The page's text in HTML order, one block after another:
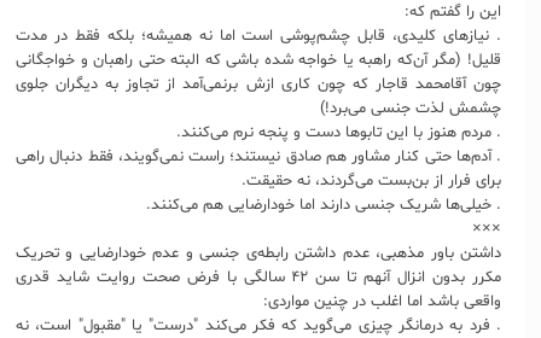
این را گفتم که:
. نیازهای کلیدی، قابل‌ چشم‌پوشی است اما نه همیشه؛ بلکه فقط در مدت
قلیل! (مگر آن‌که راهبه یا خواجه شده باشی که البته حتی راهبان و خواجگانی
چون آقامحمد قاجار که چون کاری ازش برنمی‌آمد از تجاوز به دیگران جلوی
چشمش لذت جنسی می‌برد!)
. مردم هنوز با این تابوها دست و پنجه نرم می‌کنند.
. آدم‌ها حتی کنار مشاور هم صادق نیستند؛ راست نمی‌گویند، فقط دنبال راهی
برای فرار از بن‌بست می‌گردند، نه حقیقت.
. خیلی‌ها شریک جنسی دارند اما خودارضایی هم می‌کنند.
×××
داشتن باور مذهبی، عدم داشتن رابطه‌ی جنسی و عدم خودارضایی و تحریک
مکرر بدون انزال آنهم تا سن ۴۲ سالگی با فرض صحت روایت شاید قدری
واقعی باشد اما اغلب در چنین مواردی:
. فرد به درمانگر چیزی می‌گوید که فکر می‌کند "درست" یا "مقبول" است، نه